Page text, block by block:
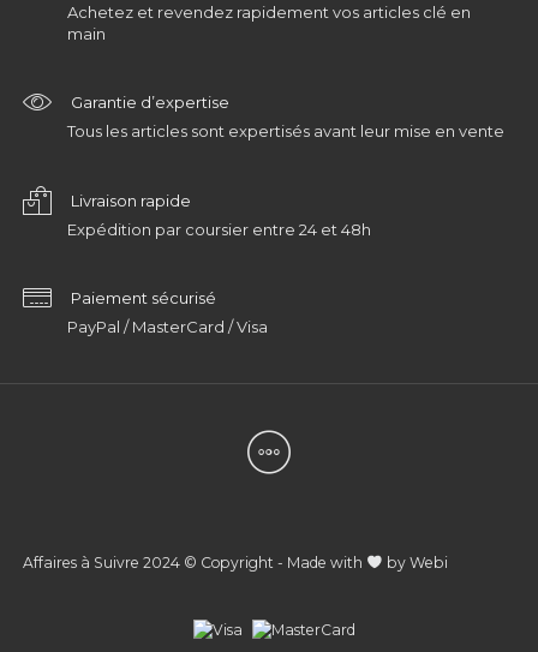
Achetez et revendez rapidement vos articles clé en
main
Garantie d’expertise
Tous les articles sont expertisés avant leur mise en vente
Livraison rapide
Expédition par coursier entre 24 et 48h
Paiement sécurisé
PayPal / MasterCard / Visa
Affaires à Suivre 2024 © Copyright - Made with by Webi